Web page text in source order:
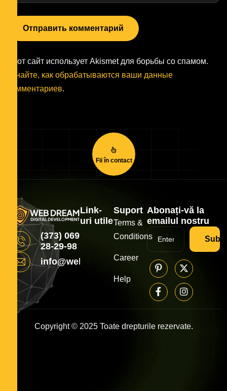
Этот сайт использует Akismet для борьбы со спамом.
Узнайте, как обрабатываются ваши данные
комментариев.
Fii în contact
(373) 069
28-29-98
info@webdream.md
Link-
uri utile
Suport
Terms &
Conditions
Career
Help
Abonați-vă la
emailul nostru
Copyright © 2025 Toate drepturile rezervate.